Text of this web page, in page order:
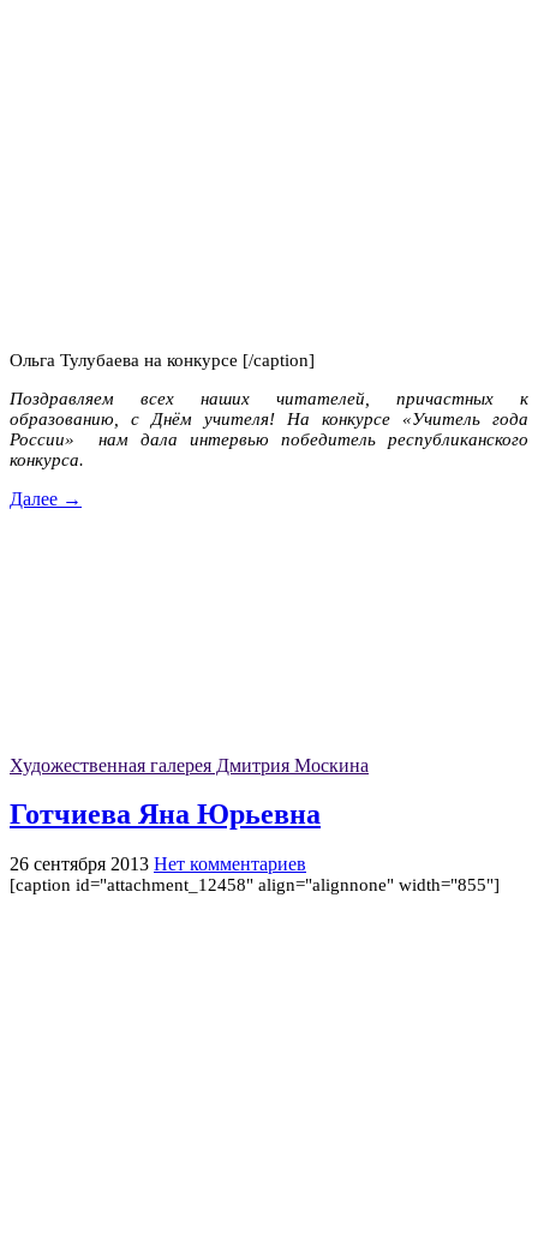
Ольга Тулубаева на конкурсе [/caption]
Поздравляем всех наших читателей, причастных к
образованию, с Днём учителя! На конкурсе «Учитель года
России» нам дала интервью победитель республиканского
конкурса.
Далее →
Художественная галерея Дмитрия Москина
Готчиева Яна Юрьевна
26 сентября 2013 Нет комментариев
[caption id="attachment_12458" align="alignnone" width="855"]